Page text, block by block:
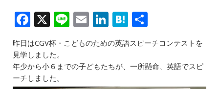
F
a
c
e
b
X Li
n
e
E
m
ai
l
Li
n
k
e
dI
H
at
e
n
a
有
昨日はCGV杯・こどものための英語スピーチコンテストを
見学しました。
年少から小６までの子どもたちが、一所懸命、英語でスピ
ーチしました。